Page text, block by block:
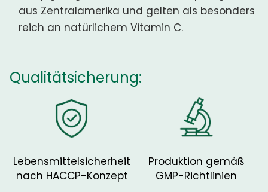
aus Zentralamerika und gelten als besonders
reich an natürlichem Vitamin C.
Qualitätsicherung:
Lebensmittelsicherheit
nach HACCP-Konzept
Produktion gemäß
GMP-Richtlinien